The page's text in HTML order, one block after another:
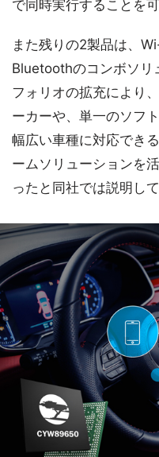
で同時実行することを
また残りの2製品は、
Bluetoothのコンボソリ
フォリオの拡充により
ーカーや、単一のソフ
幅広い車種に対応でき
ームソリューションを
ったと同社では説明して